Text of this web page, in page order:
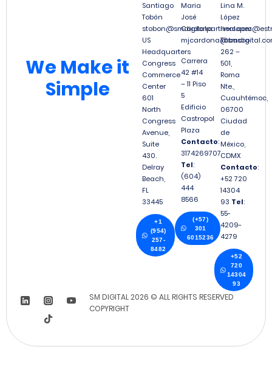
We Make it
Simple
Santiago
Tobón
stobon@smdigitalpartners.com
US
Headquarters
Congress
Commerce
Center
601
North
Congress
Avenue,
Suite
430.
Delray
Beach,
FL
33445
+1
(954)
257-
8482
(+57)
301
6015236
Maria
José
Cardona
Carrera
42 #14
– 11 Piso
5
Edificio
Castropol
Plaza
Contacto:
3174269707
Tel:
(604)
444
8566
+52
720
14304
93
Lina M.
López
Tabasco
262 –
501,
Roma
Nte.,
Cuauhtémoc,
06700
Ciudad
de
México,
CDMX
Contacto:
+52 720
14304
93 Tel:
55-
4209-
4279
SM DIGITAL 2026 © ALL RIGHTS RESERVED
COPYRIGHT